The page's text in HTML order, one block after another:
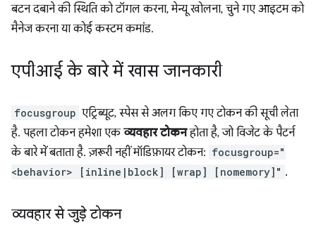
बटन दबाने की स्थिति को टॉगल करना, मेन्यू खोलना, चुने गए आइटम को
मैनेज करना या कोई कस्टम कमांड.
एपीआई के बारे में खास जानकारी
focusgroup एट्रिब्यूट, स्पेस से अलग किए गए टोकन की सूची लेता
है. पहला टोकन हमेशा एकव्यवहार टोकनहोता है, जो विजेट के पैटर्न
के बारे में बताता है. ज़रूरी नहीं मॉडिफ़ायर टोकन: focusgroup="
<behavior> [inline|block] [wrap] [nomemory]" .
व्यवहार से जुड़े टोकन